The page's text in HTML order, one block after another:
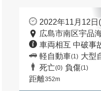
2022年11月12日
広島市南区宇品
車両相互 中破事
軽自動車(1) 大型
死亡(0) 負傷(1)
距離352m